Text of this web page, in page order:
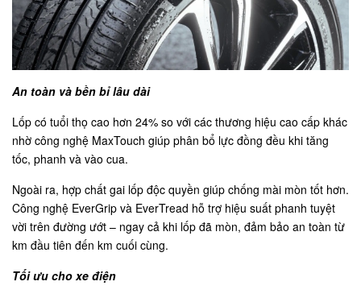
An toàn và bền bỉ lâu dài
Lốp có tuổi thọ cao hơn 24% so với các thương hiệu cao cấp khác
nhờ công nghệ MaxTouch giúp phân bổ lực đồng đều khi tăng
tốc, phanh và vào cua.
Ngoài ra, hợp chất gai lốp độc quyền giúp chống mài mòn tốt hơn.
Công nghệ EverGrip và EverTread hỗ trợ hiệu suất phanh tuyệt
vời trên đường ướt – ngay cả khi lốp đã mòn, đảm bảo an toàn từ
km đầu tiên đến km cuối cùng.
Tối ưu cho xe điện